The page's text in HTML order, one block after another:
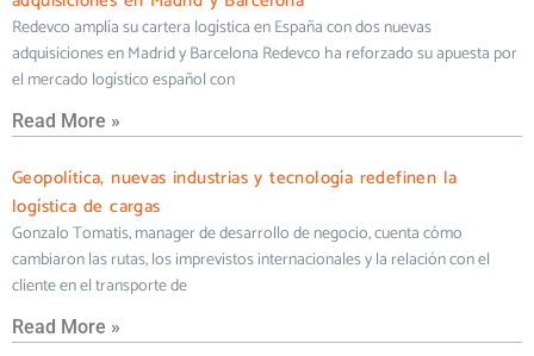
Redevco amplía su cartera logística en España con dos nuevas
adquisiciones en Madrid y Barcelona Redevco ha reforzado su apuesta por
el mercado logístico español con
Read More »
Geopolítica, nuevas industrias y tecnología redefinen la
logística de cargas
Gonzalo Tomatis, manager de desarrollo de negocio, cuenta cómo
cambiaron las rutas, los imprevistos internacionales y la relación con el
cliente en el transporte de
Read More »